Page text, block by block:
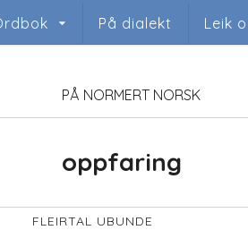
På dialekt Leik
PÅ NORMERT NORSK
oppfaring
FLEIRTAL UBUNDE